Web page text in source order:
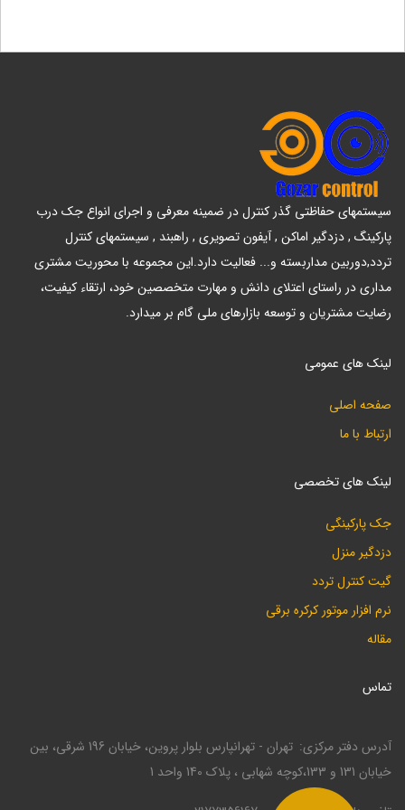
سیستمهای حفاظتی گذر کنترل در ضمینه معرفی و اجرای انواع جک درب
پارکینگ , دزدگیر اماکن , آیفون تصویری , راهبند , سیستمهای کنترل
تردد,دوربین مداربسته و... فعالیت دارد.این مجموعه با محوریت مشتری
مداری در راستای اعتلای دانش و مهارت متخصصین خود، ارتقاء کیفیت،
رضایت مشتریان و توسعه بازارهای ملی گام بر میدارد.
لینک های عمومی
صفحه اصلی
ارتباط با ما
لینک های تخصصی
جک پارکینگی
دزدگیر منزل
گیت کنترل تردد
نرم افزار موتور کرکره برقی
مقاله
تماس
آدرس دفتر مرکزی
تهران - تهرانپارس بلوار پروین، خیابان 196 شرقی، بین
خیابان 131 و 133،کوچه شهابی ، پلاک 140 واحد 1